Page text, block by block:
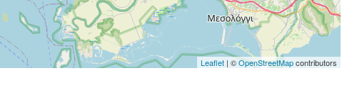
Leaflet | ©OpenStreetMapcontributors